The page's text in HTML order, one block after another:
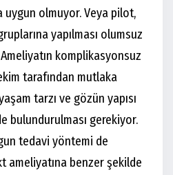
uygun olmuyor. Veya pilot,
yapılması olumsuz
komplikasyonsuz
tarafından mutlaka
tarzı ve gözün yapısı
bulundurulması gerekiyor.
tedavi yöntemi de
ameliyatına benzer şekilde